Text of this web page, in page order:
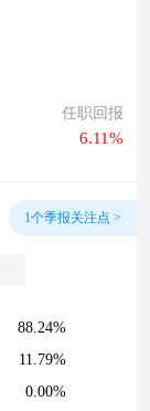
任职回报
6.11%
1个季报关注点 >
88.24%
11.79%
0.00%